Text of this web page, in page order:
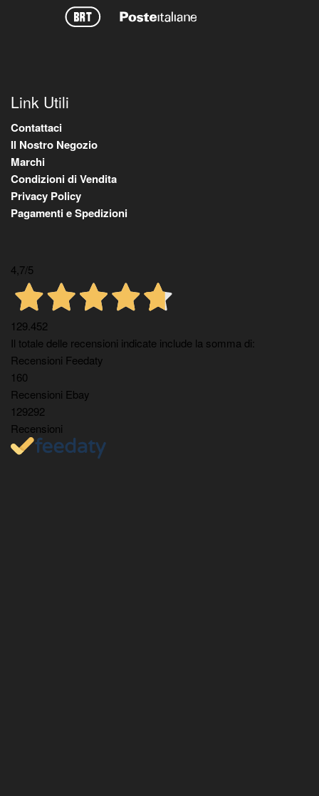
Link Utili
Contattaci
Il Nostro Negozio
Marchi
Condizioni di Vendita
Privacy Policy
Pagamenti e Spedizioni
4,7/5
129.452
Il totale delle recensioni indicate include la somma di:
Recensioni Feedaty
160
Recensioni Ebay
129292
Recensioni